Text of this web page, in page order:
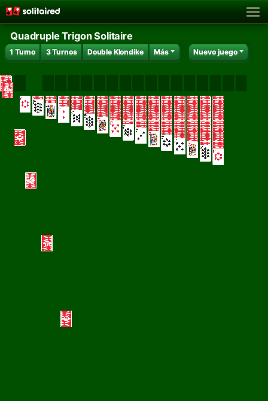
Quadruple Trigon Solitaire
1 Turno 3 Turnos Double Klondike Más Nuevo juego